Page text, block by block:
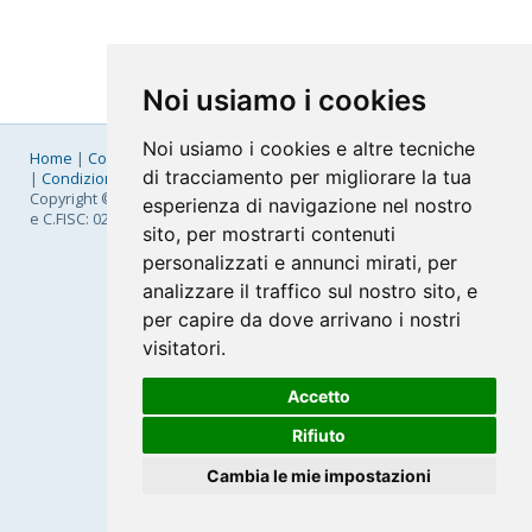
Noi usiamo i cookies
Noi usiamo i cookies e altre tecniche
di tracciamento per migliorare la tua
esperienza di navigazione nel nostro
sito, per mostrarti contenuti
personalizzati e annunci mirati, per
analizzare il traffico sul nostro sito, e
per capire da dove arrivano i nostri
visitatori.
Accetto
Rifiuto
Cambia le mie impostazioni
Home | Company|Listino Prezzi|Pagamenti|SLA |Privacy
| Condizioni Generali|Fatturazione Elettronica |Mappa
Copyright © 2026 FastNom Planetel S.p.A. - Divisione .Cloud - P.IVA
e C.FISC: 02831630161